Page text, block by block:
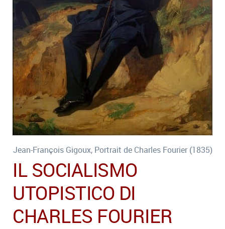
Jean-François Gigoux, Portrait de Charles Fourier (1835)
IL SOCIALISMO
UTOPISTICO DI
CHARLES FOURIER